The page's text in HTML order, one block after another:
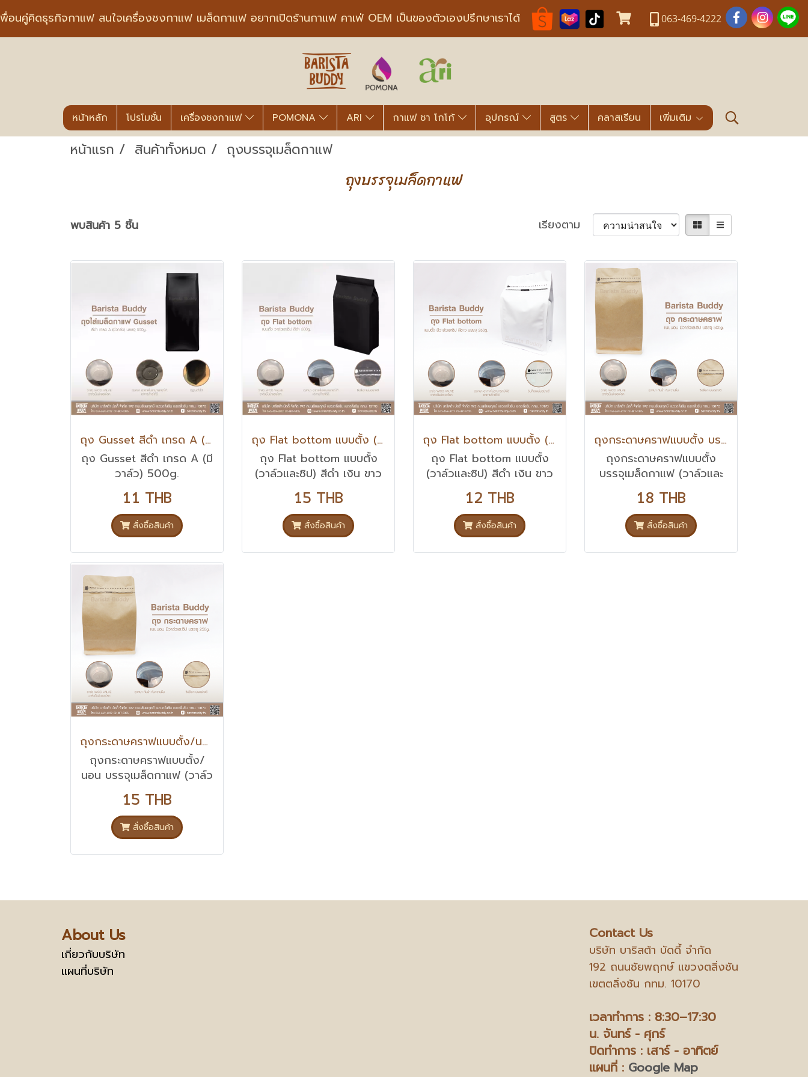
นคู่คิดธุรกิจกาแฟ สนใจเครื่องชงกาแฟ เมล็ดกาแฟ อยากเปิดร้านกาแฟ คาเฟ่ OEM เป็นของตัวเองปรึกษาเราได้ 063-469-4222
หน้าหลัก โปรโมชั่น เครื่องชงกาแฟ POMONA ARI กาแฟ ชา โกโก้ อุปกรณ์ สูตร คลาสเรียน เพิ่มเติม
หน้าแรก สินค้าทั้งหมด ถุงบรรจุเมล็ดกาแฟ
ถุงบรรจุเมล็ดกาแฟ
พบสินค้า 5 ชิ้น เรียงตาม
ถุง Gusset สีดำ เกรด A (มีวาล์ว) 500g.
ถุง Gusset สีดำ เกรด A (มี
วาล์ว) 500g.
11 THB
สั่งซื้อสินค้า
ถุง Flat bottom แบบตั้ง (วาล์วและซิป) สีดำ เงิน ขาว 500g.
ถุง Flat bottom แบบตั้ง
(วาล์วและซิป) สีดำ เงิน ขาว
500g.
15 THB
สั่งซื้อสินค้า
ถุง Flat bottom แบบตั้ง (วาล์วและซิป) สีดำ เงิน ขาว 250g.
ถุง Flat bottom แบบตั้ง
(วาล์วและซิป) สีดำ เงิน ขาว
250g.
12 THB
สั่งซื้อสินค้า
ถุงกระดาษคราฟแบบตั้ง บรรจุเมล็ดกาแฟ (วาล์วและซิป) 500g.
ถุงกระดาษคราฟแบบตั้ง
บรรจุเมล็ดกาแฟ (วาล์วและ
ซิป) 500g.
18 THB
สั่งซื้อสินค้า
ถุงกระดาษคราฟแบบตั้ง/นอน บรรจุเมล็ดกาแฟ (วาล์วและซิป) 250g.
ถุงกระดาษคราฟแบบตั้ง/
นอน บรรจุเมล็ดกาแฟ (วาล์ว
และซิป) 250g.
15 THB
สั่งซื้อสินค้า
About Us
เกี่ยวกับบริษัท
แผนที่บริษัท
Contact Us
บริษัท บาริสต้า บัดดี้ จำกัด
192 ถนนชัยพฤกษ์ แขวงตลิ่งชัน
เขตตลิ่งชัน กทม. 10170
เวลาทำการ : 8:30–17:30
น. จันทร์ - ศุกร์
ปิดทำการ : เสาร์ - อาทิตย์
แผนที่ : Google Map